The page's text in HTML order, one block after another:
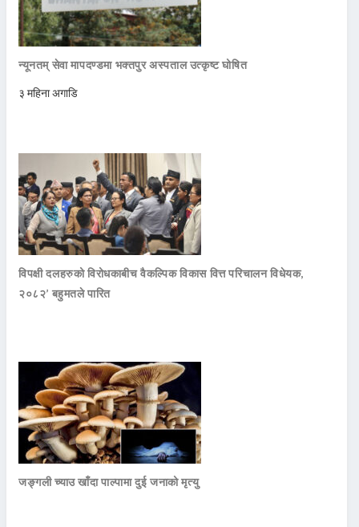
न्यूनतम् सेवा मापदण्डमा भक्तपुर अस्पताल उत्कृष्ट घोषित
३ महिना अगाडि
विपक्षी दलहरुको विरोधकाबीच वैकल्पिक विकास वित्त परिचालन विधेयक,
२०८२’ बहुमतले पारित
जङ्गली च्याउ खाँदा पाल्पामा दुई जनाको मृत्यु